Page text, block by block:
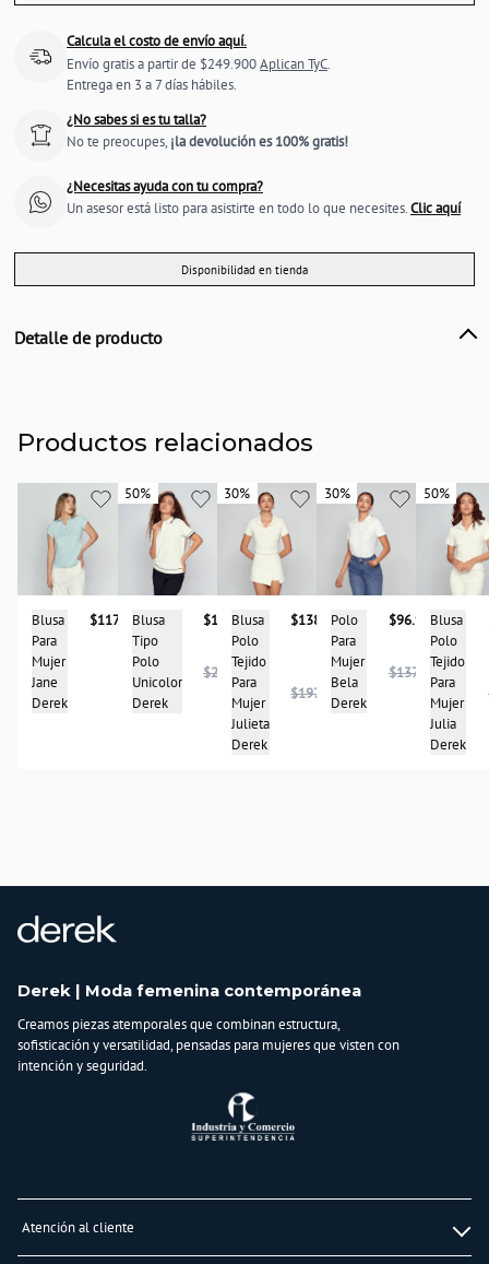
Calcula el costo de envío aquí.
Envío gratis a partir de $249.900Aplican TyC.
Entrega en 3 a 7 días hábiles.
¿No sabes si es tu talla?
No te preocupes, ¡la devolución es 100% gratis!
¿Necesitas ayuda con tu compra?
Un asesor está listo para asistirte en todo lo que necesites.Clic aquí
Disponibilidad en tienda
Detalle de producto
de acuerdo al tono de la prenda. Derek
COLOMBIA
Importador:
BAGUER
Cuidado y Lavado
Lavar en maquina, no usar blanqueadores, lavar y secar con colores similares y
planchar a temperatura tibia
Composición:
96%ALGODÓN-4%SÁNDEX
Productos relacionados
Blusa
Para
Mujer
Jane
Derek
$117.900
50%
50%
Blusa
Tipo
Polo
Unicolor
Derek
$146.950
$293.900
30%
30%
Blusa
Polo
Tejido
Para
Mujer
Julieta
Derek
$138.950
$197.900
30%
30%
Polo
Para
Mujer
Bela
Derek
$96.950
$137.900
50%
50%
Blusa
Polo
Tejido
Para
Mujer
Julia
Derek
Derek | Moda femenina contemporánea
Creamos piezas atemporales que combinan estructura,
sofisticación y versatilidad, pensadas para mujeres que visten con
intención y seguridad.
Atención al cliente